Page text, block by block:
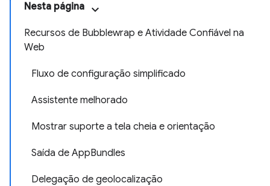
Nesta página
Recursos de Bubblewrap e Atividade Confiável na
Web
Fluxo de configuração simplificado
Assistente melhorado
Mostrar suporte a tela cheia e orientação
Saída de AppBundles
Delegação de geolocalização